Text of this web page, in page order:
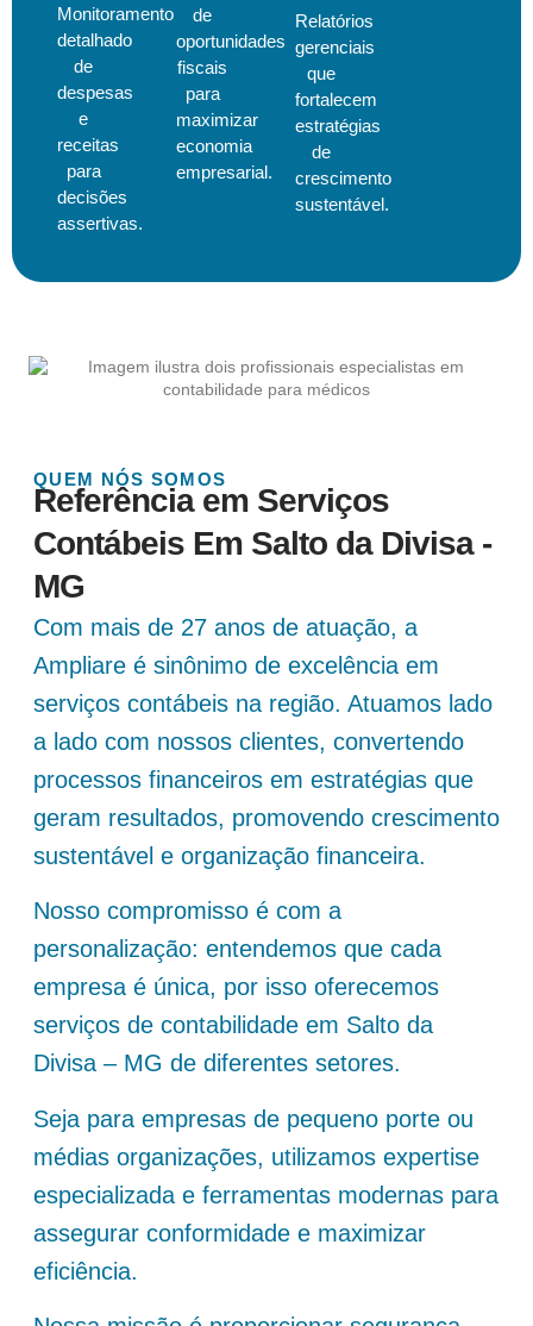
Monitoramento
detalhado
de
despesas
e
receitas
para
decisões
assertivas.
de
oportunidades
fiscais
para
maximizar
economia
empresarial.
Relatórios
gerenciais
que
fortalecem
estratégias
de
crescimento
sustentável.
QUEM NÓS SOMOS
Referência em Serviços
Contábeis Em Salto da Divisa -
MG
Com mais de 27 anos de atuação, a
Ampliare é sinônimo de excelência em
serviços contábeis na região. Atuamos lado
a lado com nossos clientes, convertendo
processos financeiros em estratégias que
geram resultados, promovendo crescimento
sustentável e organização financeira.
Nosso compromisso é com a
personalização: entendemos que cada
empresa é única, por isso oferecemos
serviços de contabilidade em Salto da
Divisa – MG de diferentes setores.
Seja para empresas de pequeno porte ou
médias organizações, utilizamos expertise
especializada e ferramentas modernas para
assegurar conformidade e maximizar
eficiência.